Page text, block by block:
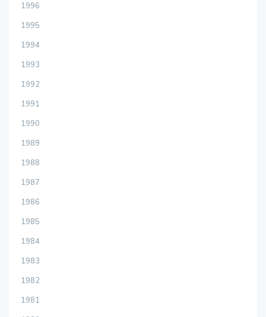
1996
1995
1994
1993
1992
1991
1990
1989
1988
1987
1986
1985
1984
1983
1982
1981